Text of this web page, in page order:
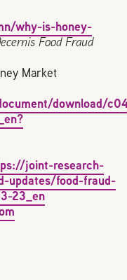
why-is-honey-
Food Fraud
Market
download/
joint-research-
updates/food-fraud-
23_en